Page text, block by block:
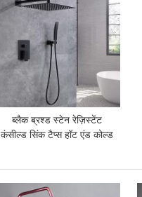
ब्लैक ब्रश्ड स्टेन रेज़िस्टेंट
कंसील्ड सिंक टैप्स हॉट एंड कोल्ड
सबसे अच्छी कीमत